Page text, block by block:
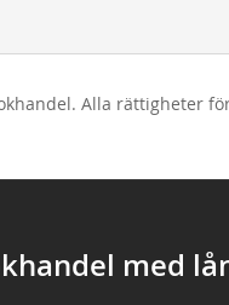
Alla rättigheter
med